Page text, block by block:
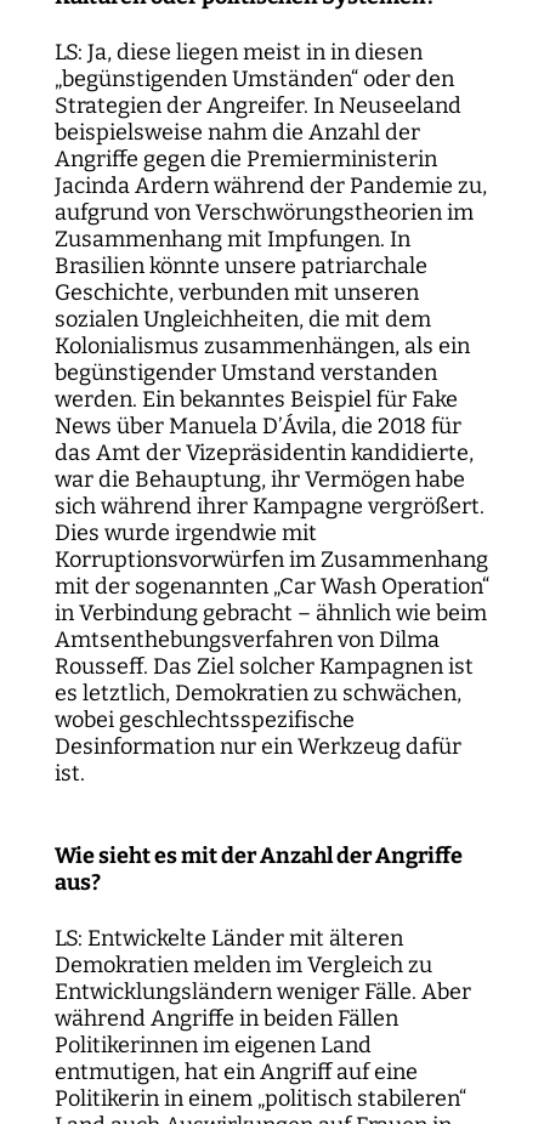
LS: Ja, diese liegen meist in in diesen
„begünstigenden Umständen“ oder den
Strategien der Angreifer. In Neuseeland
beispielsweise nahm die Anzahl der
Angriffe gegen die Premierministerin
Jacinda Ardern während der Pandemie zu,
aufgrund von Verschwörungstheorien im
Zusammenhang mit Impfungen. In
Brasilien könnte unsere patriarchale
Geschichte, verbunden mit unseren
sozialen Ungleichheiten, die mit dem
Kolonialismus zusammenhängen, als ein
begünstigender Umstand verstanden
werden. Ein bekanntes Beispiel für Fake
News über Manuela D’Ávila, die 2018 für
das Amt der Vizepräsidentin kandidierte,
war die Behauptung, ihr Vermögen habe
sich während ihrer Kampagne vergrößert.
Dies wurde irgendwie mit
Korruptionsvorwürfen im Zusammenhang
mit der sogenannten „Car Wash Operation“
in Verbindung gebracht – ähnlich wie beim
Amtsenthebungsverfahren von Dilma
Rousseff. Das Ziel solcher Kampagnen ist
es letztlich, Demokratien zu schwächen,
wobei geschlechtsspezifische
Desinformation nur ein Werkzeug dafür
ist.
Wie sieht es mit der Anzahl der Angriffe
aus?
LS: Entwickelte Länder mit älteren
Demokratien melden im Vergleich zu
Entwicklungsländern weniger Fälle. Aber
während Angriffe in beiden Fällen
Politikerinnen im eigenen Land
entmutigen, hat ein Angriff auf eine
Politikerin in einem „politisch stabileren“